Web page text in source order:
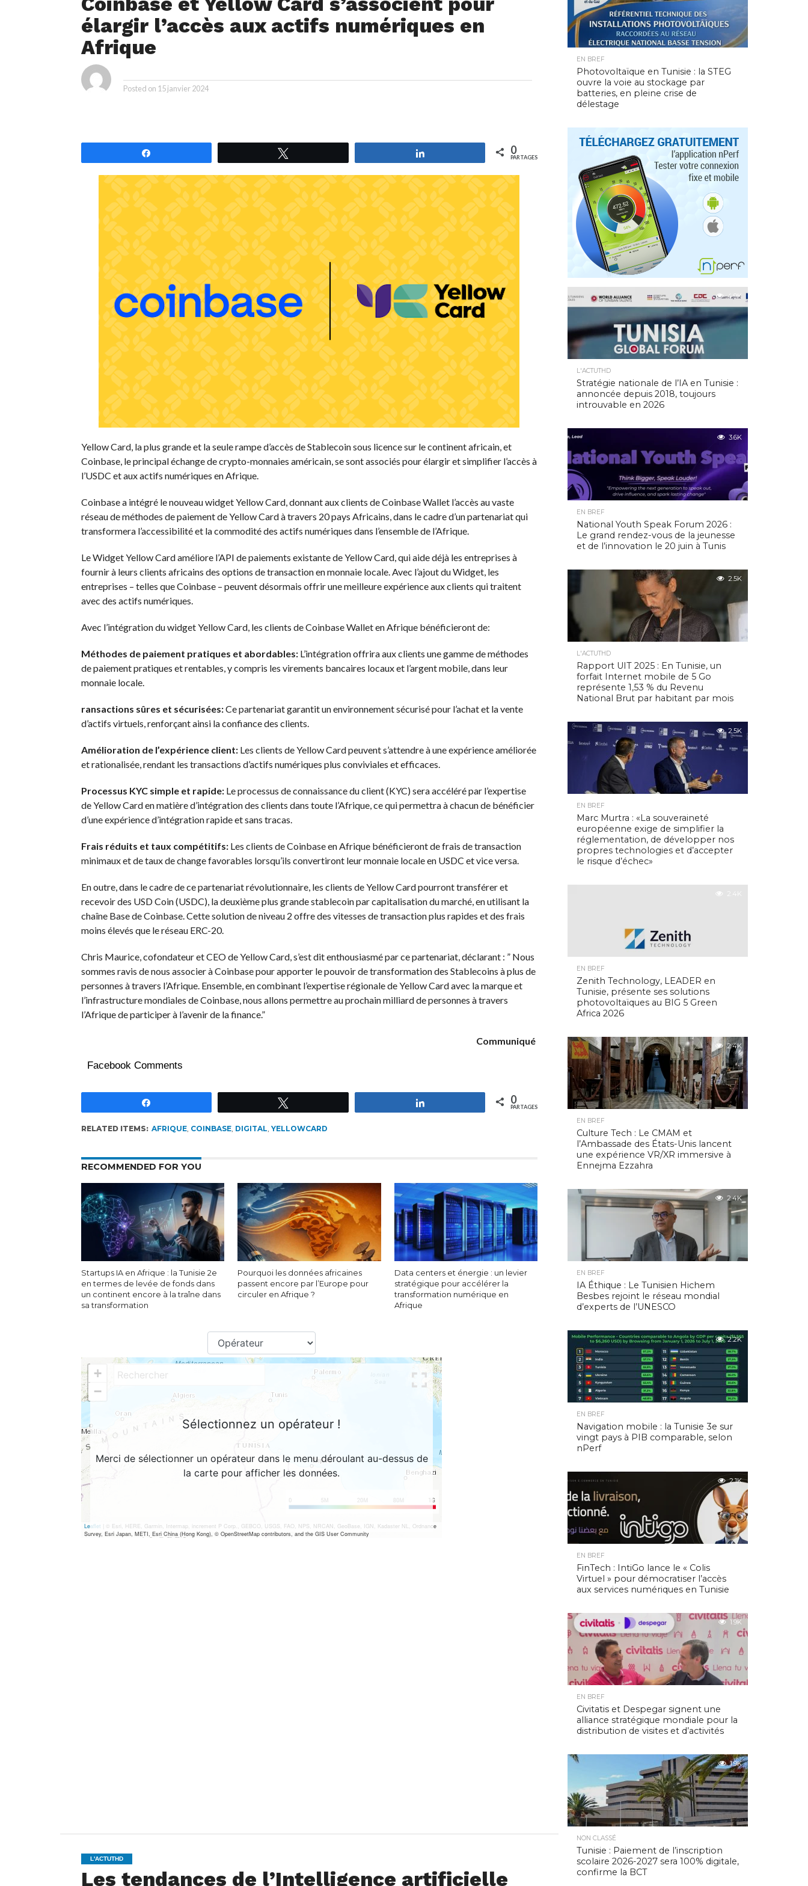
élargir l’accès aux actifs numériques en
Afrique
Posted on 15 janvier 2024
0
PARTAGES
Yellow Card, la plus grande et la seule rampe d’accès de Stablecoin sous licence sur le continent africain, et
Coinbase, le principal échange de crypto-monnaies américain, se sont associés pour élargir et simplifier l’accès à
l’USDC et aux actifs numériques en Afrique.
Coinbase a intégré le nouveau widget Yellow Card, donnant aux clients de Coinbase Wallet l’accès au vaste
réseau de méthodes de paiement de Yellow Card à travers 20 pays Africains, dans le cadre d’un partenariat qui
transformera l’accessibilité et la commodité des actifs numériques dans l’ensemble de l’Afrique.
Le Widget Yellow Card améliore l’API de paiements existante de Yellow Card, qui aide déjà les entreprises à
fournir à leurs clients africains des options de transaction en monnaie locale. Avec l’ajout du Widget, les
entreprises – telles que Coinbase – peuvent désormais offrir une meilleure expérience aux clients qui traitent
avec des actifs numériques.
Avec l’intégration du widget Yellow Card, les clients de Coinbase Wallet en Afrique bénéficieront de:
Méthodes de paiement pratiques et abordables:L’intégration offrira aux clients une gamme de méthodes
de paiement pratiques et rentables, y compris les virements bancaires locaux et l’argent mobile, dans leur
monnaie locale.
ransactions sûres et sécurisées:Ce partenariat garantit un environnement sécurisé pour l’achat et la vente
d’actifs virtuels, renforçant ainsi la confiance des clients.
Amélioration de l’expérience client:Les clients de Yellow Card peuvent s’attendre à une expérience améliorée
et rationalisée, rendant les transactions d’actifs numériques plus conviviales et efficaces.
Processus KYC simple et rapide:Le processus de connaissance du client (KYC) sera accéléré par l’expertise
de Yellow Card en matière d’intégration des clients dans toute l’Afrique, ce qui permettra à chacun de bénéficier
d’une expérience d’intégration rapide et sans tracas.
Frais réduits et taux compétitifs: Les clients de Coinbase en Afrique bénéficieront de frais de transaction
minimaux et de taux de change favorables lorsqu’ils convertiront leur monnaie locale en USDC et vice versa.
En outre, dans le cadre de ce partenariat révolutionnaire, les clients de Yellow Card pourront transférer et
recevoir des USD Coin (USDC), la deuxième plus grande stablecoin par capitalisation du marché, en utilisant la
chaîne Base de Coinbase. Cette solution de niveau 2 offre des vitesses de transaction plus rapides et des frais
moins élevés que le réseau ERC-20.
Chris Maurice, cofondateur et CEO de Yellow Card, s’est dit enthousiasmé par ce partenariat, déclarant : ” Nous
sommes ravis de nous associer à Coinbase pour apporter le pouvoir de transformation des Stablecoins à plus de
personnes à travers l’Afrique. Ensemble, en combinant l’expertise régionale de Yellow Card avec la marque et
l’infrastructure mondiales de Coinbase, nous allons permettre au prochain milliard de personnes à travers
l’Afrique de participer à l’avenir de la finance.”
Communiqué
Facebook Comments
0
PARTAGES
RELATED ITEMS: AFRIQUE, COINBASE, DIGITAL, YELLOWCARD
RECOMMENDED FOR YOU
Startups IA en Afrique : la Tunisie 2e
en termes de levée de fonds dans
un continent encore à la traîne dans
sa transformation
Pourquoi les données africaines
passent encore par l’Europe pour
circuler en Afrique ?
Data centers et énergie : un levier
stratégique pour accélérer la
transformation numérique en
Afrique
L'ACTUTHD
Les tendances de l’Intelligence artificielle
EN BREF
Photovoltaïque en Tunisie : la STEG
ouvre la voie au stockage par
batteries, en pleine crise de
délestage
4.9K
L'ACTUTHD
Stratégie nationale de l’IA en Tunisie :
annoncée depuis 2018, toujours
introuvable en 2026
3.6K
EN BREF
National Youth Speak Forum 2026 :
Le grand rendez-vous de la jeunesse
et de l’innovation le 20 juin à Tunis
2.5K
L'ACTUTHD
Rapport UIT 2025 : En Tunisie, un
forfait Internet mobile de 5 Go
représente 1,53 % du Revenu
National Brut par habitant par mois
2.5K
EN BREF
Marc Murtra : «La souveraineté
européenne exige de simplifier la
réglementation, de développer nos
propres technologies et d’accepter
le risque d’échec»
2.4K
EN BREF
Zenith Technology, LEADER en
Tunisie, présente ses solutions
photovoltaïques au BIG 5 Green
Africa 2026
2.4K
EN BREF
Culture Tech : Le CMAM et
l’Ambassade des États-Unis lancent
une expérience VR/XR immersive à
Ennejma Ezzahra
2.4K
EN BREF
IA Éthique : Le Tunisien Hichem
Besbes rejoint le réseau mondial
d’experts de l’UNESCO
2.2K
EN BREF
Navigation mobile : la Tunisie 3e sur
vingt pays à PIB comparable, selon
nPerf
2.1K
EN BREF
FinTech : IntiGo lance le « Colis
Virtuel » pour démocratiser l’accès
aux services numériques en Tunisie
1.9K
EN BREF
Civitatis et Despegar signent une
alliance stratégique mondiale pour la
distribution de visites et d’activités
1.9K
NON CLASSÉ
Tunisie : Paiement de l’inscription
scolaire 2026-2027 sera 100% digitale,
confirme la BCT